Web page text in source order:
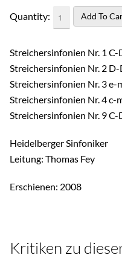
Quantity:
Streichersinfonien Nr. 1 C-
Streichersinfonien Nr. 2
Streichersinfonien Nr. 3 e-
Streichersinfonien Nr. 4 c-
Streichersinfonien Nr. 9 C-
Heidelberger Sinfoniker
Leitung: Thomas Fey
Erschienen: 2008
Kritiken zu